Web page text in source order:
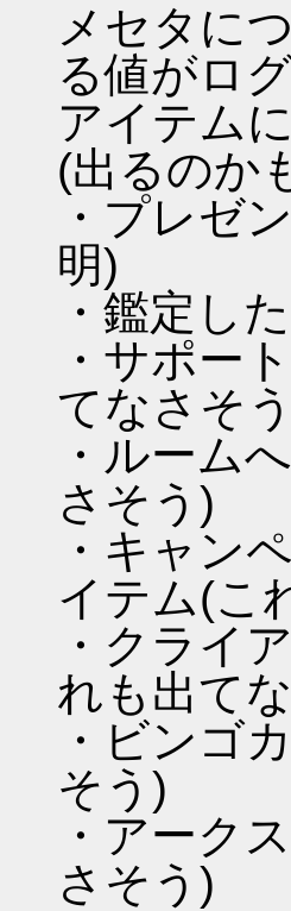
メセタに
る値がロ
アイテム
(出るのか
・プレゼ
明)
・鑑定し
・サポー
てなさそ
・ルーム
さそう)
・キャン
イテム(こ
・クライ
れも出て
・ビンゴ
そう)
・アーク
さそう)